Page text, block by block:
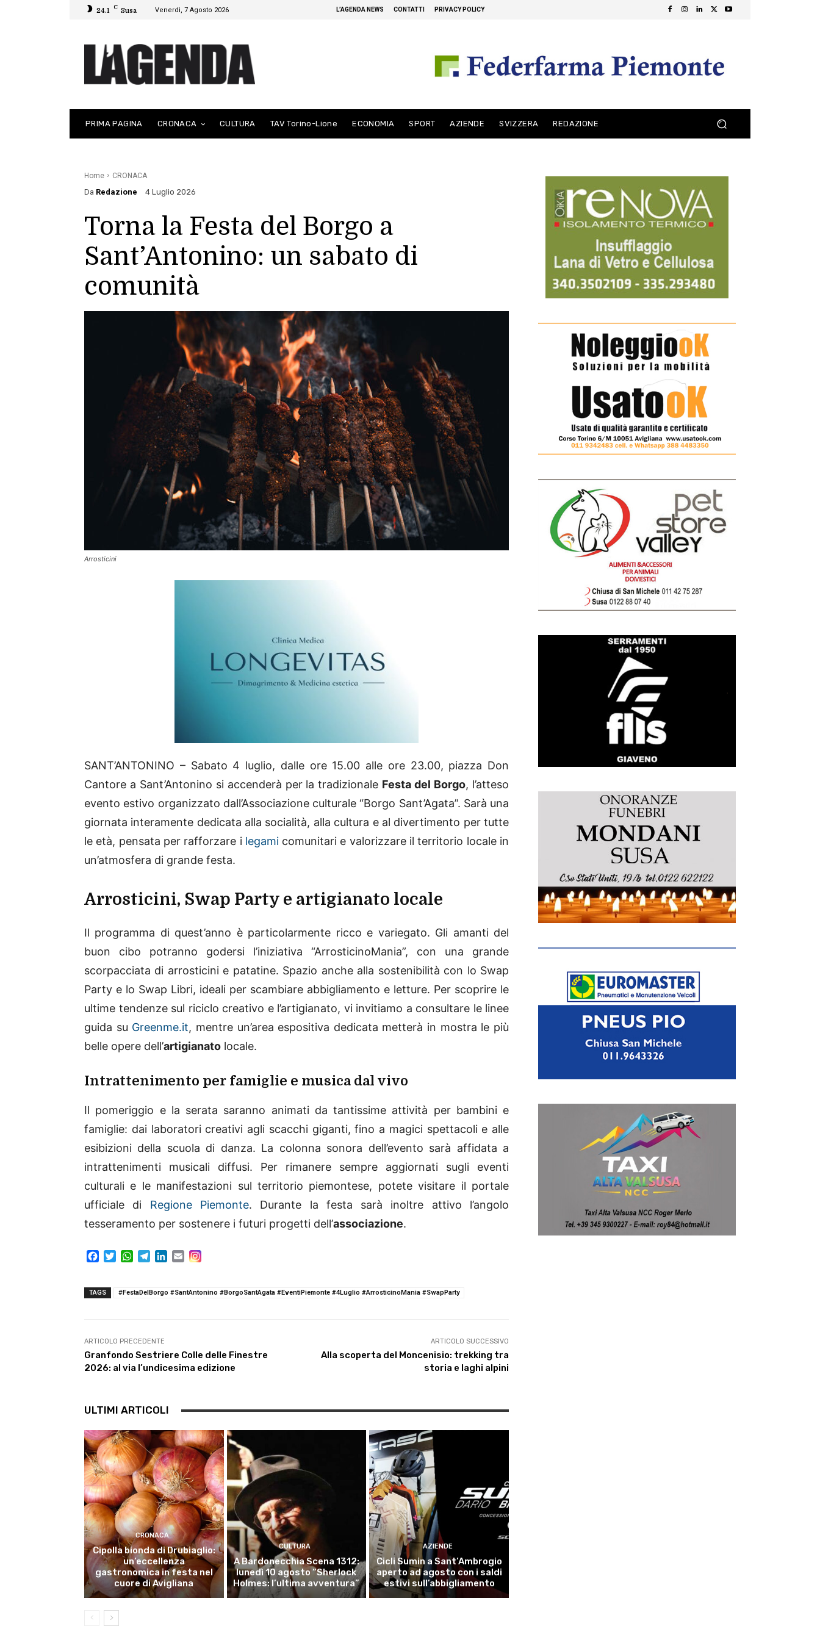
24.1 C Susa Venerdì, 7 Agosto 2026 L’AGENDA NEWS CONTATTI PRIVACY POLICY
PRIMA PAGINA CRONACA CULTURA TAV Torino-Lione ECONOMIA SPORT AZIENDE SVIZZERA REDAZIONE
Home CRONACA
Da Redazione 4 Luglio 2026
Torna la Festa del Borgo a
Sant’Antonino: un sabato di
comunità
Arrosticini
SANT’ANTONINO – Sabato 4 luglio, dalle ore 15.00 alle ore 23.00, piazza Don
Cantore a Sant’Antonino si accenderà per la tradizionale Festa del Borgo, l’atteso
evento estivo organizzato dall’Associazione culturale “Borgo Sant’Agata”. Sarà una
giornata interamente dedicata alla socialità, alla cultura e al divertimento per tutte
le età, pensata per rafforzare ilegamicomunitari e valorizzare il territorio locale in
un’atmosfera di grande festa.
Arrosticini, Swap Party e artigianato locale
Il programma di quest’anno è particolarmente ricco e variegato. Gli amanti del
buon cibo potranno godersi l’iniziativa “ArrosticinoMania”, con una grande
scorpacciata di arrosticini e patatine. Spazio anche alla sostenibilità con lo Swap
Party e lo Swap Libri, ideali per scambiare abbigliamento e letture. Per scoprire le
ultime tendenze sul riciclo creativo e l’artigianato, vi invitiamo a consultare le linee
guida su Greenme.it, mentre un’area espositiva dedicata metterà in mostra le più
belle opere dell’artigianato locale.
Intrattenimento per famiglie e musica dal vivo
Il pomeriggio e la serata saranno animati da tantissime attività per bambini e
famiglie: dai laboratori creativi agli scacchi giganti, fino a magici spettacoli e alle
esibizioni della scuola di danza. La colonna sonora dell’evento sarà affidata a
intrattenimenti musicali diffusi. Per rimanere sempre aggiornati sugli eventi
culturali e le manifestazioni sul territorio piemontese, potete visitare il portale
ufficiale di Regione Piemonte. Durante la festa sarà inoltre attivo l’angolo
tesseramento per sostenere i futuri progetti dell’associazione.
e
k
t
W
t
p
e
m
k
E
i
TAGS #FestaDelBorgo #SantAntonino #BorgoSantAgata #EventiPiemonte #4Luglio #ArrosticinoMania #SwapParty
ARTICOLO PRECEDENTE
Granfondo Sestriere Colle delle Finestre
2026: al via l’undicesima edizione
ARTICOLO SUCCESSIVO
Alla scoperta del Moncenisio: trekking tra
storia e laghi alpini
ULTIMI ARTICOLI
CRONACA
Cipolla bionda di Drubiaglio:
un’eccellenza
gastronomica in festa nel
cuore di Avigliana
CULTURA
A Bardonecchia Scena 1312:
lunedì 10 agosto “Sherlock
Holmes: l’ultima avventura”
AZIENDE
Cicli Sumin a Sant’Ambrogio
aperto ad agosto con i saldi
estivi sull’abbigliamento